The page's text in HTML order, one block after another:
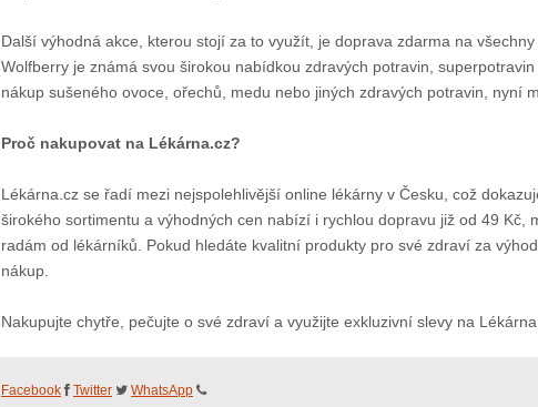
Další výhodná akce, kterou stojí za to využít, je doprava zdarma na
Wolfberry je známá svou širokou nabídkou zdravých potravin,
nákup sušeného ovoce, ořechů, medu nebo jiných zdravých potravin, nyní
Proč nakupovat na Lékárna.cz?
Lékárna.cz se řadí mezi nejspolehlivější online lékárny v Česku, což
širokého sortimentu a výhodných cen nabízí i rychlou dopravu již od 49 Kč,
radám od lékárníků. Pokud hledáte kvalitní produkty pro své zdraví za
nákup.
Nakupujte chytře, pečujte o své zdraví a využijte exkluzivní slevy na
Facebook Twitter WhatsApp